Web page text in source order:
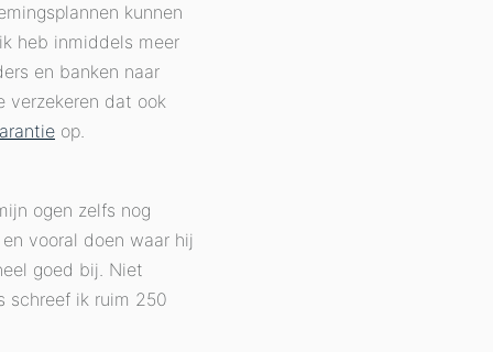
kunnen
heb inmiddels meer
en banken naar
verzekeren dat ook
op.
ogen zelfs nog
vooral doen waar hij
goed bij. Niet
schreef ik ruim 250